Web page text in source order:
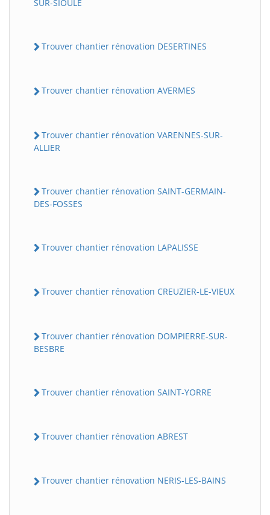
SUR-SIOULE
Trouver chantier rénovation DESERTINES
Trouver chantier rénovation AVERMES
Trouver chantier rénovation VARENNES-SUR-
ALLIER
Trouver chantier rénovation SAINT-GERMAIN-
DES-FOSSES
Trouver chantier rénovation LAPALISSE
Trouver chantier rénovation CREUZIER-LE-VIEUX
Trouver chantier rénovation DOMPIERRE-SUR-
BESBRE
Trouver chantier rénovation SAINT-YORRE
Trouver chantier rénovation ABREST
Trouver chantier rénovation NERIS-LES-BAINS